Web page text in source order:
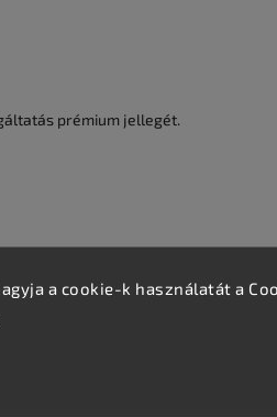
a cookie-k használatát a
prémium jellegét.